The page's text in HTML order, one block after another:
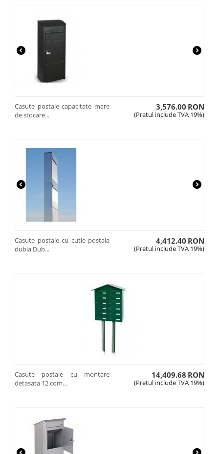
Casute postale capacitate mare
de stocare...
3,576.00 RON
(Pretul include TVA 19%)
Casute postale cu cutie postala
dubla Dub...
4,412.40 RON
(Pretul include TVA 19%)
Casute postale cu montare
detasata 12 com...
14,409.68 RON
(Pretul include TVA 19%)